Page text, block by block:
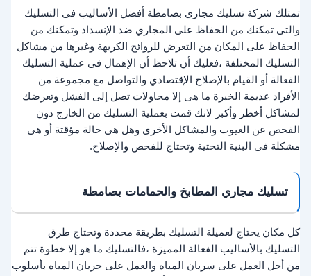
تمتلك شركة تسليك مجاري بصامطة أفضل الأساليب فى التسليك
والتى تمكنك من الحفاظ على المجاري ضد الإنسداد وتمكنك من
الحفاظ على المكان من التعرض للروائح الكريهة وغيرها من مشاكل
التسليك المختلفة ،فعليك أن تلاحظ أن الإهمال فى عملية التسليك
الفعالة أو القيام بالإصلاح الإقتصادي والتواصل مع مجموعة من
الأفراد عديمة الخبرة ما هى إلا محاولات تصل إلى الفشل وتعرضك
لمشاكل أخطر وأكبر لانك قمت بعملية التسليك من الخارج دون
الفحص عن العيوب والمشاكل الأخرى وهل هى حالة مؤقتة أو هى
مشكلة فى البنية التحتية وتحتاج للفحص والإصلاح.
تسليك مجاري المطابخ والحمامات بصامطة
كل مكان يحتاج لعميلة التسليك بطريقة محددة وتحتاج طرق
التسليك بالأساليب الفعالة المميزة ،فالتسليك ما هو إلا خطوة تتم
من أجل العمل على سريان المياه والعمل على جريان المياه بأسلوب